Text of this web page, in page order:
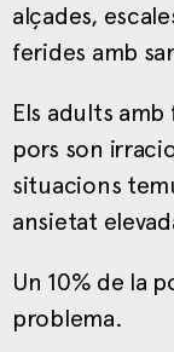
alçades,
ferides amb
Els adults
pors son
situacions
ansietat
Un 10% de la
problema.